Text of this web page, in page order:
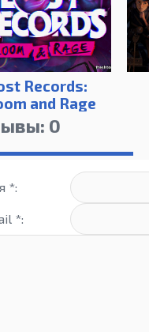
Records:
and Rage
0
*:
*: